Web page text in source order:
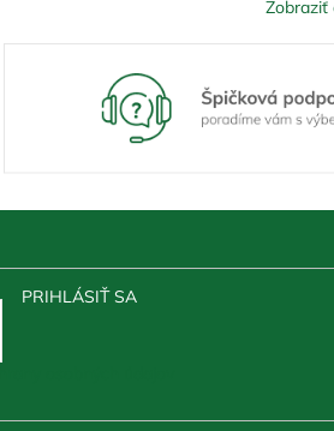
Zobraziť
PRIHLÁSIŤ SA